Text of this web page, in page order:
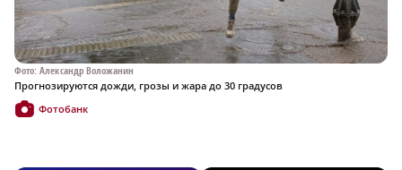
Фото: Александр Воложанин
Прогнозируются дожди, грозы и жара до 30 градусов
Фотобанк